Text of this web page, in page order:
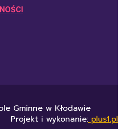
Gminne w Kłodawie
Projekt i wykonanie: plus1.pl